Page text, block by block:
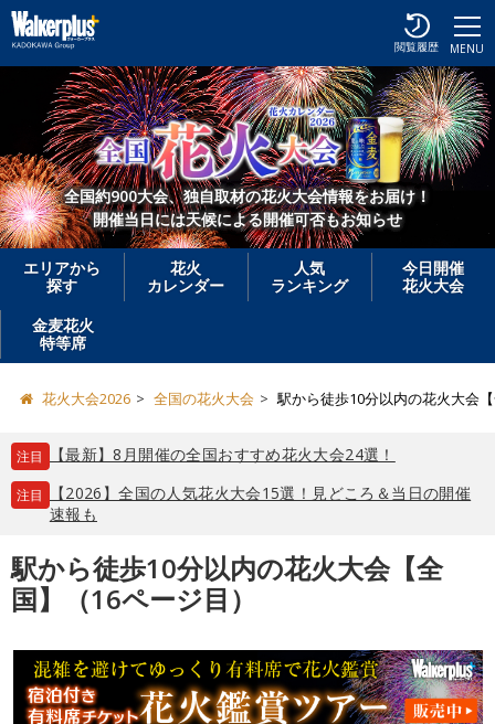
MENU
閲覧履歴
全国約900大会、独自取材の花火大会情報をお届け！
開催当日には天候による開催可否もお知らせ
エリアから
探す
花火
カレンダー
人気
ランキング
今日開催
花火大会
金麦花火
特等席
花火大会2026 全国の花火大会 駅から徒歩10分以内の花火大会
注目 【最新】8月開催の全国おすすめ花火大会24選！
注目
【2026】全国の人気花火大会15選！見どころ＆当日の開催
速報も
駅から徒歩10分以内の花火大会【全
国】（16ページ目）